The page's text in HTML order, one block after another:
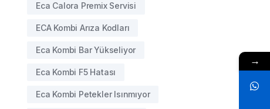
Eca Calora Premix Servisi
ECA Kombi Arıza Kodları
Eca Kombi Bar Yükseliyor
Eca Kombi F5 Hatası
Eca Kombi Petekler Isınmıyor
→